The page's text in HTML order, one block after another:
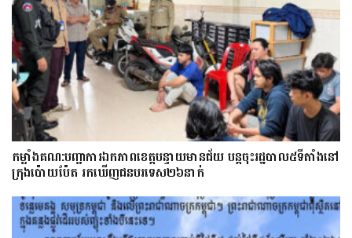
កម្លាំងគណ:បញ្ជាការឯកភាពខេត្តបន្ទាយមានជ័យ បន្តចុះរដ្ឋបាល៥ទីតាំងនៅ
ក្រុងប៉ោយប៉ែត រកឃើញជនបរទេស២៦នាក់